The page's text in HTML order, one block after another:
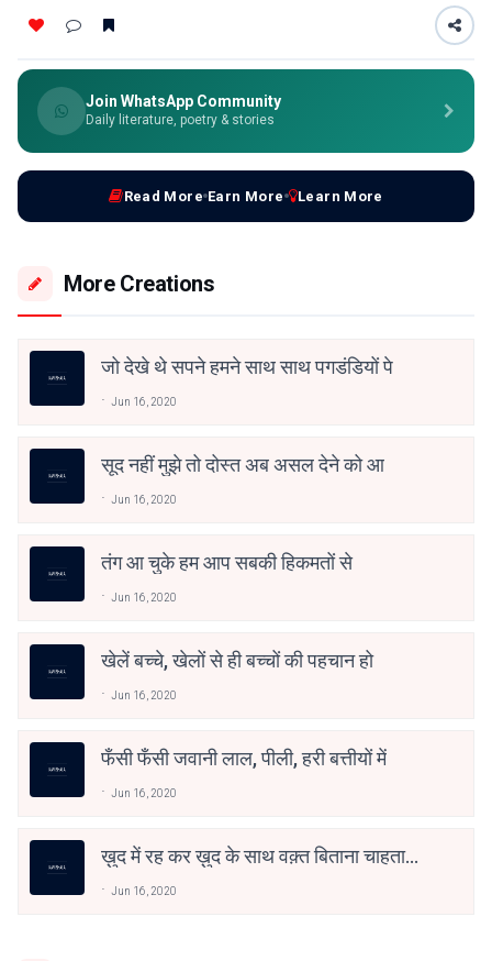
Join WhatsApp Community
Daily literature, poetry & stories
Read More Earn More Learn More
More Creations
जो देखे थे सपने हमने साथ साथ पगडंडियों पे
Jun 16, 2020
सूद नहीं मुझे तो दोस्त अब असल देने को आ
Jun 16, 2020
तंग आ चुके हम आप सबकी हिकमतों से ‬
Jun 16, 2020
खेलें बच्चे, खेलों से ही बच्चों की पहचान हो ‬
Jun 16, 2020
फँसी फँसी जवानी लाल, पीली, हरी बत्तीयों में
Jun 16, 2020
ख़ुद में रह कर ख़ुद के साथ वक़्त बिताना चाहता
Jun 16, 2020